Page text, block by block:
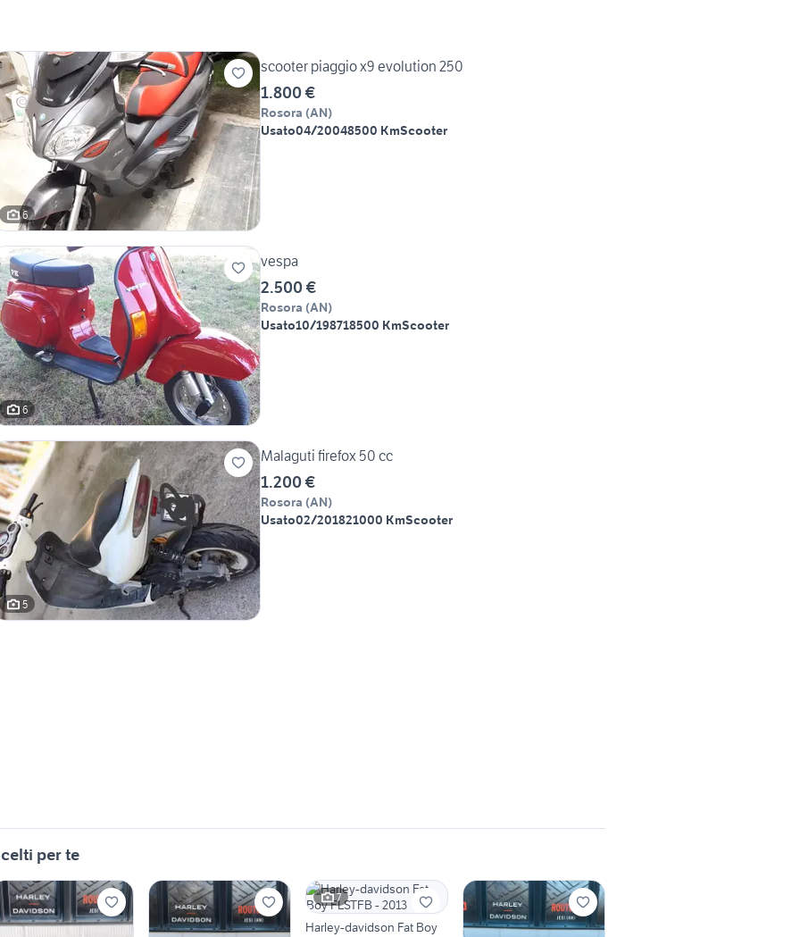
6
scooter piaggio x9 evolution 250
1.800 €
Rosora (AN)
Usato04/20048500 KmScooter
6
vespa
2.500 €
Rosora (AN)
Usato10/198718500 KmScooter
5
Malaguti firefox 50 cc
1.200 €
Rosora (AN)
Usato02/201821000 KmScooter
per te
7
Harley-davidson Fat Boy